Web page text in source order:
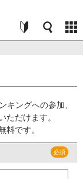
キングへの参加、
ただけます。
料です。